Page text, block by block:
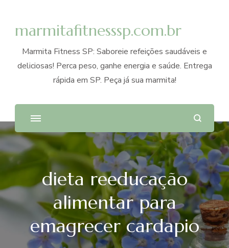
marmitafitnesssp.com.br
Marmita Fitness SP: Saboreie refeições saudáveis e
deliciosas! Perca peso, ganhe energia e saúde. Entrega
rápida em SP. Peça já sua marmita!
dieta reeducação
alimentar para
emagrecer cardapio